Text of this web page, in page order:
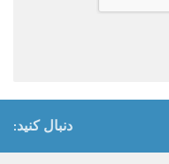
دنبال کنید: